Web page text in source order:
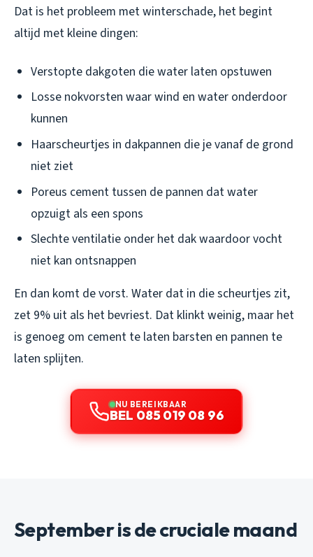
Dat is het probleem met winterschade, het begint
altijd met kleine dingen:
Verstopte dakgoten die water laten opstuwen
Losse nokvorsten waar wind en water onderdoor
kunnen
Haarscheurtjes in dakpannen die je vanaf de grond
niet ziet
Poreus cement tussen de pannen dat water
opzuigt als een spons
Slechte ventilatie onder het dak waardoor vocht
niet kan ontsnappen
En dan komt de vorst. Water dat in die scheurtjes zit,
zet 9% uit als het bevriest. Dat klinkt weinig, maar het
is genoeg om cement te laten barsten en pannen te
laten splijten.
NU BEREIKBAAR
BEL 085 019 08 96
September is de cruciale maand